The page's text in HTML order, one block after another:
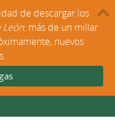
de descargar los
León: más de un millar
nuevos